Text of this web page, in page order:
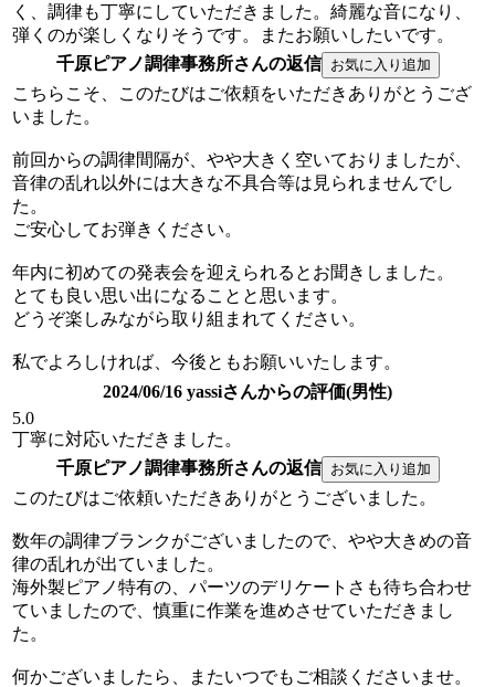
く、調律も丁寧にしていただきました。綺麗な音になり、
弾くのが楽しくなりそうです。またお願いしたいです。
千原ピアノ調律事務所さんの返信
こちらこそ、このたびはご依頼をいただきありがとうござ
いました。
前回からの調律間隔が、やや大きく空いておりましたが、
音律の乱れ以外には大きな不具合等は見られませんでし
た。
ご安心してお弾きください。
年内に初めての発表会を迎えられるとお聞きしました。
とても良い思い出になることと思います。
どうぞ楽しみながら取り組まれてください。
私でよろしければ、今後ともお願いいたします。
2024/06/16 yassiさんからの評価(男性)
5.0
丁寧に対応いただきました。
千原ピアノ調律事務所さんの返信
このたびはご依頼いただきありがとうございました。
数年の調律ブランクがございましたので、やや大きめの音
律の乱れが出ていました。
海外製ピアノ特有の、パーツのデリケートさも待ち合わせ
ていましたので、慎重に作業を進めさせていただきまし
た。
何かございましたら、またいつでもご相談くださいませ。